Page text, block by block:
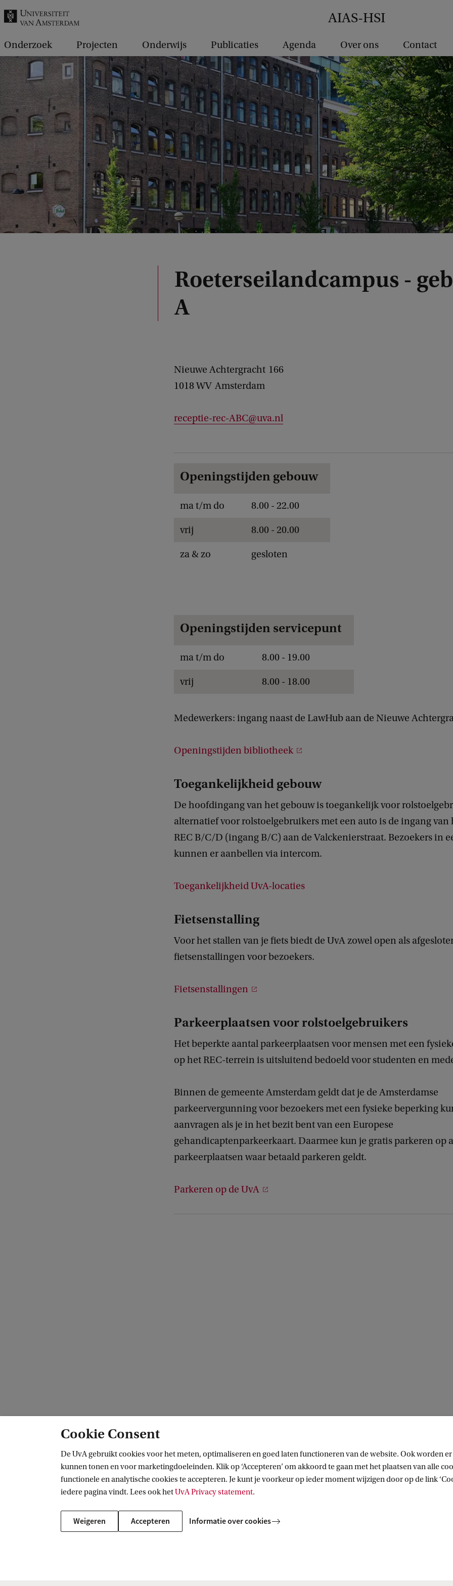
AIAS-HSI
.
Onderzoek Projecten Onderwijs Publicaties Agenda Over ons Contact
Roeterseilandcampus -
A
Nieuwe Achtergracht 166
1018 WV Amsterdam
receptie-rec-ABC@uva.nl
Openingstijden gebouw
ma t/m do 8.00 - 22.00
vrij 8.00 - 20.00
za & zo gesloten
Openingstijden servicepunt
ma t/m do 8.00 - 19.00
vrij 8.00 - 18.00
Medewerkers: ingang naast de LawHub aan de Nieuwe
Openingstijden bibliotheek
Toegankelijkheid gebouw
De hoofdingang van het gebouw is toegankelijk voor
alternatief voor rolstoelgebruikers met een auto is de ingang van
REC B/C/D (ingang B/C) aan de Valckenierstraat. Bezoekers in
kunnen er aanbellen via intercom.
Toegankelijkheid UvA-locaties
Fietsenstalling
Voor het stallen van je fiets biedt de UvA zowel open als
fietsenstallingen voor bezoekers.
Fietsenstallingen
Parkeerplaatsen voor rolstoelgebruikers
Het beperkte aantal parkeerplaatsen voor mensen met een
op het REC-terrein is uitsluitend bedoeld voor studenten en
Binnen de gemeente Amsterdam geldt dat je de Amsterdamse
parkeervergunning voor bezoekers met een fysieke beperking
aanvragen als je in het bezit bent van een Europese
gehandicaptenparkeerkaart. Daarmee kun je gratis parkeren op
parkeerplaatsen waar betaald parkeren geldt.
Parkeren op de UvA
Cookie Consent
De UvA gebruikt cookies voor het meten, optimaliseren en goed laten functioneren van de website. Ook worden
kunnen tonen en voor marketingdoeleinden. Klik op ‘Accepteren’ om akkoord te gaan met het plaatsen van alle
functionele en analytische cookies te accepteren. Je kunt je voorkeur op ieder moment wijzigen door op de link
iedere pagina vindt. Lees ook hetUvA Privacy statement.
Weigeren Accepteren Informatie over cookies